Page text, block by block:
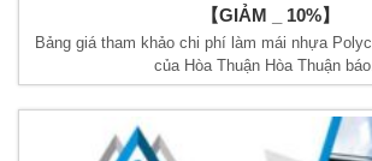
【GIẢM _ 10%】
Bảng giá tham khảo chi phí làm mái nhựa
của Hòa Thuận Hòa Thuận